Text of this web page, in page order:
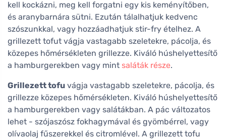
kell kockázni, meg kell forgatni egy kis keményítőben,
és aranybarnára sütni. Ezután tálalhatjuk kedvenc
szószunkkal, vagy hozzáadhatjuk stir-fry ételhez. A
grillezett tofut vágja vastagabb szeletekre, pácolja, és
közepes hőmérsékleten grillezze. Kiváló húshelyettesítő
a hamburgerekben vagy mint saláták része.
Grillezett tofu vágja vastagabb szeletekre, pácolja, és
grillezze közepes hőmérsékleten. Kiváló húshelyettesítő
a hamburgerekben vagy salátákban. A pác változatos
lehet - szójaszósz fokhagymával és gyömbérrel, vagy
olívaolaj fűszerekkel és citromlével. A grillezett tofu